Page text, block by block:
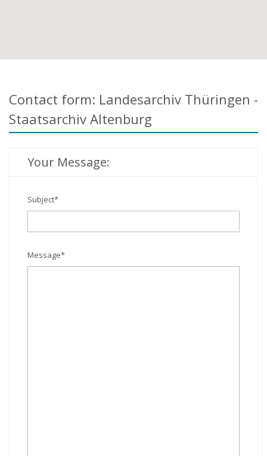
Contact form: Landesarchiv Thüringen -
Staatsarchiv Altenburg
Your Message:
Subject*
Message*